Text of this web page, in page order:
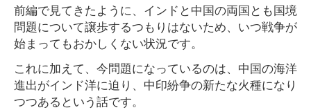
前編で見てきたように、インドと中国の両国とも国境
問題について譲歩するつもりはないため、いつ戦争が
始まってもおかしくない状況です。
これに加えて、今問題になっているのは、中国の海洋
進出がインド洋に迫り、中印紛争の新たな火種になり
つつあるという話です。